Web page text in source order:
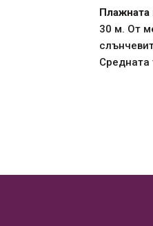
Плажната
30 м. От
Средната